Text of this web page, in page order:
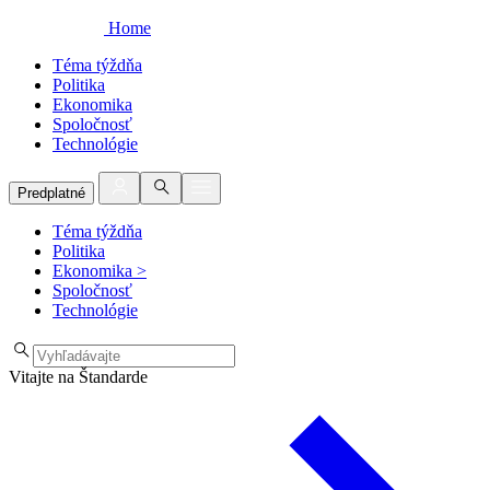
Home
Téma týždňa
Politika
Ekonomika
Spoločnosť
Technológie
Predplatné
Téma týždňa
Politika
Ekonomika >
Spoločnosť
Technológie
Vitajte na Štandarde